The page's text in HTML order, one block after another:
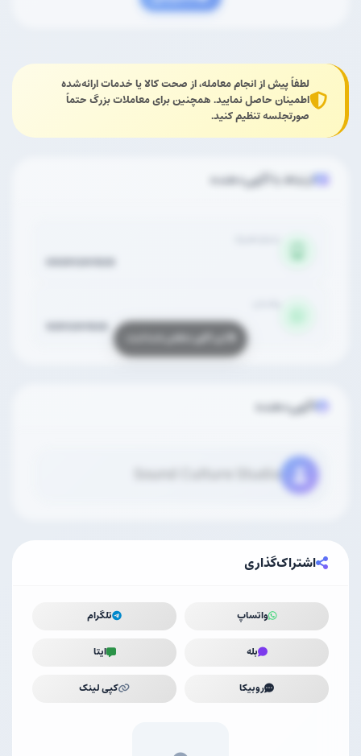
لطفاً پیش از انجام معامله، از صحت کالا یا خدمات ارائه‌شده
اطمینان حاصل نمایید. همچنین برای معاملات بزرگ حتماً
صورتجلسه تنظیم کنید.
ارتباط با آگهی‌دهنده
09391261928
9391261928
آگهی‌دهنده
Sound Culture Studio
اشتراک‌گذاری
واتساپ تلگرام
بله ایتا
روبیکا کپی لینک